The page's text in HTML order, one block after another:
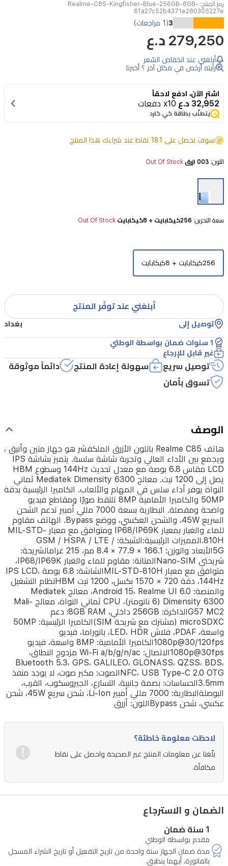
رمز المنتج: Realme-C85-Kingfisher-Blue-256GB-8GB-
61a27c52b4371e280305227e
Realme
C85
باللون
الأزرق
هو
جهاز
،
ويجمع
العالي
بشاشة
IPS
LCD
مقاس
6.8
بوصة
مع
معدل
وسطوع
HBM
يصل
إلى
1200
نيت.
معالج
Mediatek
Dimensity
6300
ثماني
النواة
يوفر
أداء
سلس
في
المهام
والألعاب.
الكاميرا
الرئيسية
بدقة
50MP
والكاميرا
الأمامية
ومقاطع
واضحة
ومفصلة.
3(1 مراجعات)
279,250 د.ع
أبلغني عند انخفاض السّعر
رأيته أرخص في مكان آخر ؟ أخبرنا
اشترِ الآن، ادفع لاحقاً
32,952 د.ع x10 دفعات
يتطلّب بطاقة كي كارد
سوف تحصل على 181 نقاط عند شراءك هذا المنتج
اللون: 003 ازرق Out Of Stock
سعة التخزين: 256كيكابايت + 8كيكابايت Out Of Stock
256كيكابايت + 8كيكابايت
أبلغني عند توفّر المنتج
توصيل إلى بغداد
1 سنوات ضمان بواسطة الوطتي
غير قابل للإرجاع
توصيل سريع سهولة إعادة المنتج
دائماً موثوقة
تسوق بأمان
الوصف
هاتف Realme C85 باللون الأزرق الملكفشر هو جهاز متين وأنيق ،
ويجمع بين الأداء العالي وتجربة شاشة سلسة. يتميز بشاشة IPS
LCD مقاس 6.8 بوصة مع معدل تحديث 144Hz وسطوع HBM
يصل إلى 1200 نيت. معالج Mediatek Dimensity 6300 ثماني
النواة يوفر أداء سلس في المهام والألعاب. الكاميرا الرئيسية بدقة
50MP والكاميرا الأمامية 8MP تلتقط صورًا ومقاطع فيديو
واضحة ومفصلة. البطارية بسعة 7000 مللي أمبير تدعم الشحن
السريع 45W، والشحن العكسي، ووضع Bypass. الهاتف مقاوم
للماء والغبار بمعيار IP68/IP69K ومتوافق مع معيار MIL-STD-
810H.المميزات الرئيسية:الشبكة: GSM / HSPA / LTE /
5Gالأبعاد والوزن: 166.1 × 77.9 × 8.4 مم، 215 غرامالشريحة:
شريحتي Nano-SIMالمتانة: مقاوم للماء والغبار IP68/IP69K،
متوافق مع معيار MIL-STD-810Hالشاشة: 6.8 بوصة IPS LCD،
144Hz، دقة 720 × 1570 بكسل، 1200 نيت HBMنظام التشغيل
والمنصة: Android 15، Realme UI 6.0، معالج Mediatek
Dimensity 6300 (6 نانومتر)، CPU ثماني النواة، معالج Mali-
G57 MC2الذاكرة: 256GB داخلي، 8GB RAM؛ دعم
microSDXC (مشترك مع شريحة SIM)الكاميرا الرئيسية: 50MP
واسعة، PDAF، فلاش LED، HDR، بانوراما، فيديو
1080p@30/120fpsالكاميرا الأمامية: 8MP واسعة، فيديو
1080p@30fpsالاتصال: Wi-Fi a/b/g/n/ac مزدوج النطاق،
Bluetooth 5.3، GPS، GALILEO، GLONASS، QZSS، BDS،
NFC، USB Type-C 2.0 OTGالصوت: مكبر صوت، لا يوجد منفذ
3.5mmالحساسات: بصمة جانبية، التسارع، الجيروسكوب، القرب،
البوصلةالبطارية: 7000 مللي أمبير Li-Ion، شحن سريع 45W، شحن
عكسي، شحن Bypassاللون: أزرق
لاحظت معلومة خاطئة؟
بلّغنا عن معلومات المنتج غير الصحيحة واحصل على نقاط
مكافأة.
الضمان و الاسترجاع
1 سنة ضمان
مقدم بواسطة الوطتي
مدة ضمان الجهاز سنة واحدة من تاريخ التفعيل أو تاريخ الشراء المسجل